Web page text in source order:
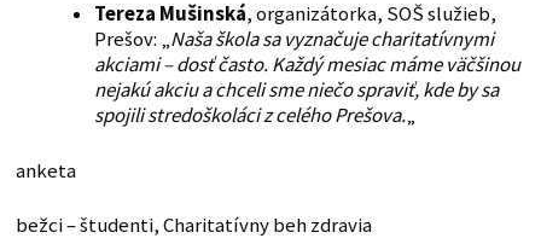
Tereza Mušinská, organizátorka, SOŠ služieb,
Prešov: „Naša škola sa vyznačuje charitatívnymi
akciami – dosť často. Každý mesiac máme väčšinou
nejakú akciu a chceli sme niečo spraviť, kde by sa
spojili stredoškoláci z celého Prešova.„
anketa
bežci – študenti, Charitatívny beh zdravia